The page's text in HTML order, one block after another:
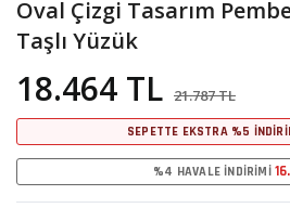
Oval Çizgi Tasarım
Taşlı Yüzük
18.464 TL 21.787 TL
SEPETTE EKSTRA %5
%4 HAVALE İNDİRİMİ